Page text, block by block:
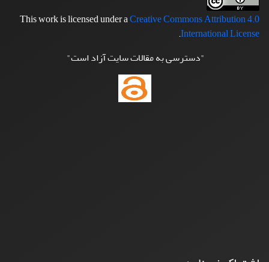
This work is licensed under aCreative Commons Attribution 4.0
International License
.
"دسترسی به مقالات سایت آزاد است"